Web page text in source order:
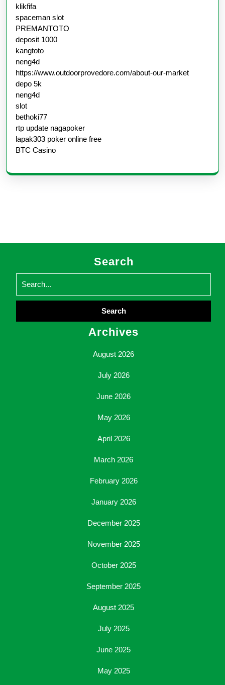
klikfifa
spaceman slot
PREMANTOTO
deposit 1000
kangtoto
neng4d
https://www.outdoorprovedore.com/about-our-market
depo 5k
neng4d
slot
bethoki77
rtp update nagapoker
lapak303 poker online free
BTC Casino
Search
for:
Archives
August 2026
July 2026
June 2026
May 2026
April 2026
March 2026
February 2026
January 2026
December 2025
November 2025
October 2025
September 2025
August 2025
July 2025
June 2025
May 2025